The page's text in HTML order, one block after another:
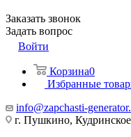
Заказать звонок
Задать вопрос
Войти
Корзина0
Избранные
info@zapchasti-
г. Пушкино,